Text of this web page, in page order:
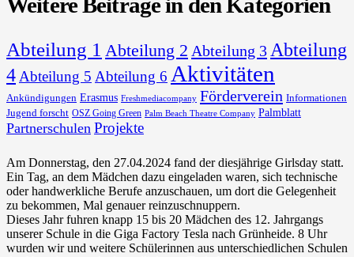
Abteilung 1 Abteilung 2 Abteilung 3 Abteilung
4 Abteilung 5 Abteilung 6 Aktivitäten
Ankündigungen Erasmus Freshmediacompany Förderverein Informationen
Jugend forscht OSZ Going Green Palm Beach Theatre Company Palmblatt
Partnerschulen Projekte
Am Donnerstag, den 27.04.2024 fand der diesjährige Girlsday statt.
Ein Tag, an dem Mädchen dazu eingeladen waren, sich technische
oder handwerkliche Berufe anzuschauen, um dort die Gelegenheit
zu bekommen, Mal genauer reinzuschnuppern.
Dieses Jahr fuhren knapp 15 bis 20 Mädchen des 12. Jahrgangs
unserer Schule in die Giga Factory Tesla nach Grünheide. 8 Uhr
wurden wir und weitere Schülerinnen aus unterschiedlichen Schulen